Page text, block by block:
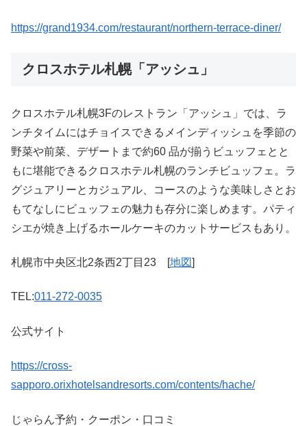
https://grand1934.com/restaurant/northern-terrace-diner/
クロスホテル札幌「アッシュ」
クロスホテル札幌3Fのレストラン「アッシュ」では、ラ
ンチタイムにはチョイスできるメインディッシュを季節の
野菜や前菜、デザートまで約60 品が揃うビュッフェとと
もに堪能できるクロスホテル札幌のランチビュッフェ。ラ
グジュアリーとカジュアル、コースのような美味しさとお
もてなしにビュッフェの魅力も存分に楽しめます。パティ
シエが焼き上げるホールケーキのカットサービスもあり。
札幌市中央区北2条西2丁目23 [地図]
TEL:011-272-0035
公式サイト
https://cross-
sapporo.orixhotelsandresorts.com/contents/hache/
じゃらん予約・クーポン・口コミ